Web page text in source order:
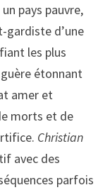
pays pauvre,
gardiste d’une
les plus
guère étonnant
amer et
morts et de
Christian
avec des
parfois